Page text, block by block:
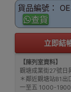
貨品編號：
查貨
立即結
【陳列室資料】
觀塘成業街27號日
＊鄰近觀塘站B1
一至五 1000-